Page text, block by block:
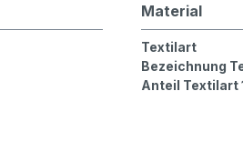
Material
Textilart
Bezeichnung
Anteil Textilart